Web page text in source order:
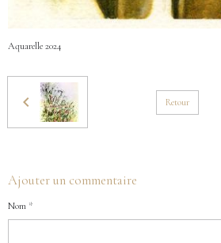
Aquarelle 2024
Retour
Ajouter un commentaire
Nom